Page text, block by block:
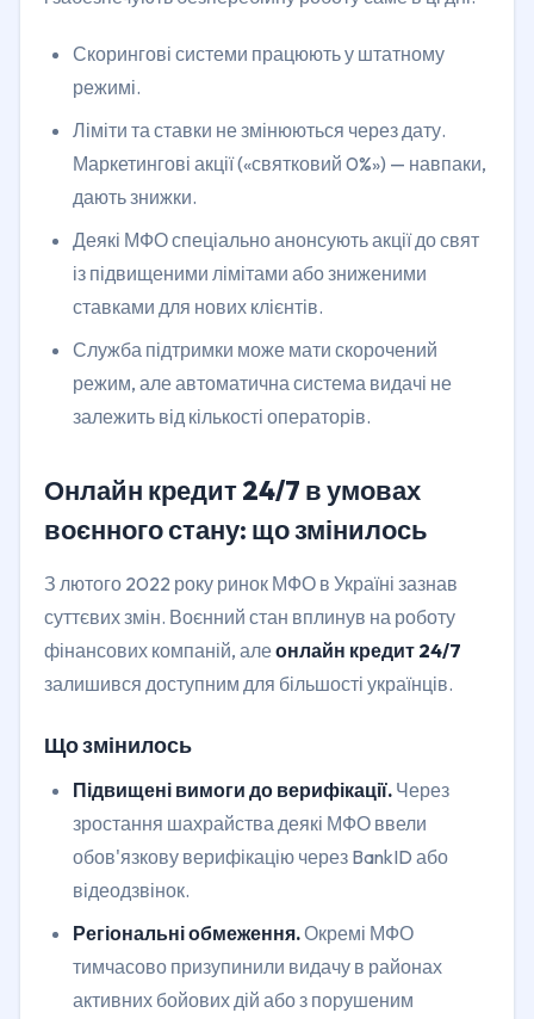
Скорингові системи працюють у штатному
режимі.
Ліміти та ставки не змінюються через дату.
Маркетингові акції («святковий 0%») — навпаки,
дають знижки.
Деякі МФО спеціально анонсують акції до свят
із підвищеними лімітами або зниженими
ставками для нових клієнтів.
Служба підтримки може мати скорочений
режим, але автоматична система видачі не
залежить від кількості операторів.
Онлайн кредит 24/7 в умовах
воєнного стану: що змінилось
З лютого 2022 року ринок МФО в Україні зазнав
суттєвих змін. Воєнний стан вплинув на роботу
фінансових компаній, алеонлайн кредит 24/7
залишився доступним для більшості українців.
Що змінилось
Підвищені вимоги до верифікації. Через
зростання шахрайства деякі МФО ввели
обов'язкову верифікацію через BankID або
відеодзвінок.
Регіональні обмеження.Окремі МФО
тимчасово призупинили видачу в районах
активних бойових дій або з порушеним